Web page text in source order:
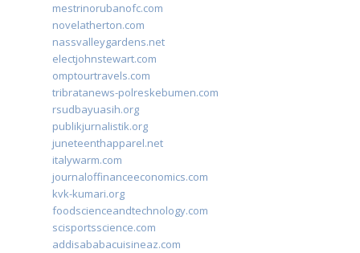
mestrinorubanofc.com
novelatherton.com
nassvalleygardens.net
electjohnstewart.com
omptourtravels.com
tribratanews-polreskebumen.com
rsudbayuasih.org
publikjurnalistik.org
juneteenthapparel.net
italywarm.com
journaloffinanceeconomics.com
kvk-kumari.org
foodscienceandtechnology.com
scisportsscience.com
addisababacuisineaz.com